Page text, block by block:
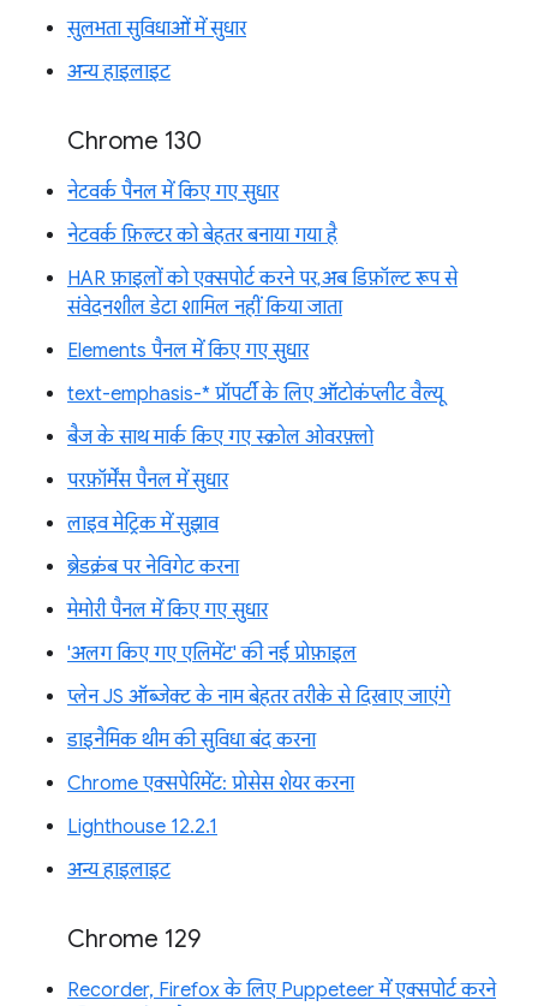
सुलभता सुविधाओं में सुधार
अन्य हाइलाइट
Chrome 130
नेटवर्क पैनल में किए गए सुधार
नेटवर्क फ़िल्टर को बेहतर बनाया गया है
HAR फ़ाइलों को एक्सपोर्ट करने पर, अब डिफ़ॉल्ट रूप से
संवेदनशील डेटा शामिल नहीं किया जाता
Elements पैनल में किए गए सुधार
text-emphasis-* प्रॉपर्टी के लिए ऑटोकंप्लीट वैल्यू
बैज के साथ मार्क किए गए स्क्रोल ओवरफ़्लो
परफ़ॉर्मेंस पैनल में सुधार
लाइव मेट्रिक में सुझाव
ब्रेडक्रंब पर नेविगेट करना
मेमोरी पैनल में किए गए सुधार
'अलग किए गए एलिमेंट' की नई प्रोफ़ाइल
प्लेन JS ऑब्जेक्ट के नाम बेहतर तरीके से दिखाए जाएंगे
डाइनैमिक थीम की सुविधा बंद करना
Chrome एक्सपेरिमेंट: प्रोसेस शेयर करना
Lighthouse 12.2.1
अन्य हाइलाइट
Chrome 129
Recorder, Firefox के लिए Puppeteer में एक्सपोर्ट करने